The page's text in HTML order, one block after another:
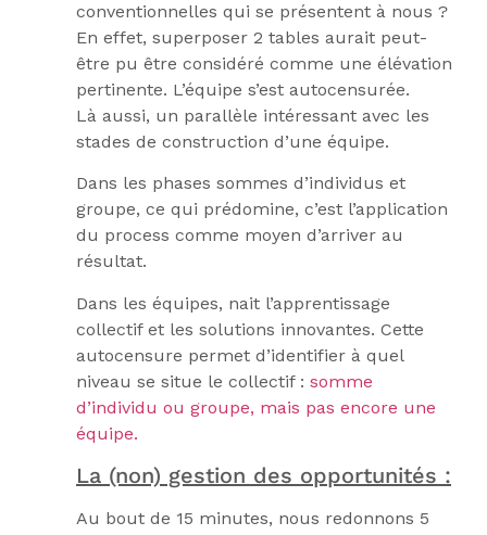
conventionnelles qui se présentent à nous ?
En effet, superposer 2 tables aurait peut-
être pu être considéré comme une élévation
pertinente. L’équipe s’est autocensurée.
Là aussi, un parallèle intéressant avec les
stades de construction d’une équipe.
Dans les phases sommes d’individus et
groupe, ce qui prédomine, c’est l’application
du process comme moyen d’arriver au
résultat.
Dans les équipes, nait l’apprentissage
collectif et les solutions innovantes. Cette
autocensure permet d’identifier à quel
niveau se situe le collectif : somme
d’individu ou groupe, mais pas encore une
équipe.
La (non) gestion des opportunités :
Au bout de 15 minutes, nous redonnons 5